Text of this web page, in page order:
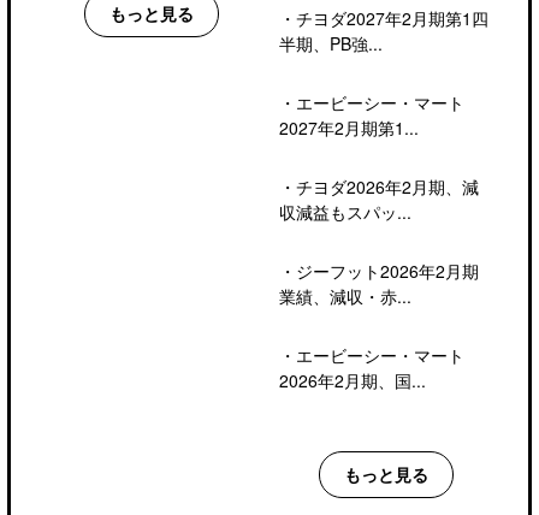
もっと見る ・ チヨダ2027年2月期第1四
半期、PB強...
・ エービーシー・マート
2027年2月期第1...
・ チヨダ2026年2月期、減
収減益もスパッ...
・ ジーフット2026年2月期
業績、減収・赤...
・ エービーシー・マート
2026年2月期、国...
もっと見る